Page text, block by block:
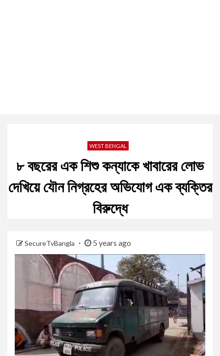
WEST BENGAL
৮ বছরের এক শিশু কন্যাকে খাবারের লোভ
দেখিয়ে যৌন নিগ্রহের অভিযোগ এক ব্যক্তির
বিরুদ্ধে
SecureTvBangla 5 years ago